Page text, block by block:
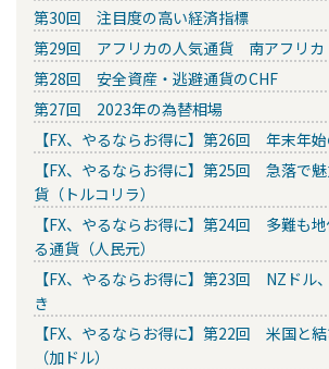
第30回 注目度の高い経済指標
第29回 アフリカの人気通貨 南アフリカ
第28回 安全資産・逃避通貨のCHF
第27回 2023年の為替相場
【FX、やるならお得に】第26回 年末年
【FX、やるならお得に】第25回 急落で
貨（トルコリラ）
【FX、やるならお得に】第24回 多難も
る通貨（人民元）
【FX、やるならお得に】第23回 NZドル
き
【FX、やるならお得に】第22回 米国と
（加ドル）